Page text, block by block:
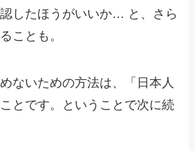
したほうがいいか… と、さら
ことも。
ないための方法は、「日本人
とです。ということで次に続